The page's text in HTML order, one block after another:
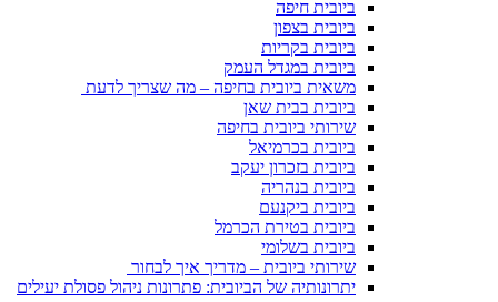
ביובית חיפה
ביובית בצפון
ביובית בקריות
ביובית במגדל העמק
משאית ביובית בחיפה – מה שצריך לדעת
ביובית בבית שאן
שירותי ביובית בחיפה
ביובית בכרמיאל
ביובית בזכרון יעקב
ביובית בנהריה
ביובית ביקנעם
ביובית בטירת הכרמל
ביובית בשלומי
שירותי ביובית – מדריך איך לבחור
יתרונותיה של הביובית: פתרונות ניהול פסולת יעילים